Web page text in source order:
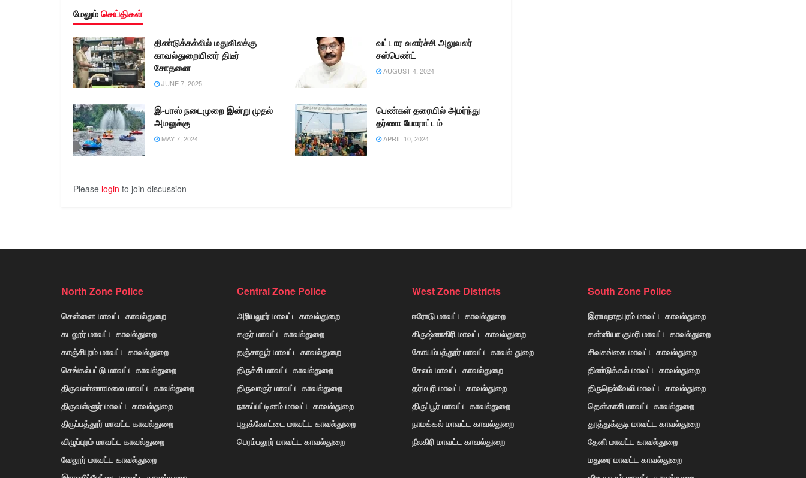
மேலும்செய்திகள்
திண்டுக்கல்லில் மதுவிலக்கு
காவல்துறையினர் திடீர்
சோதனை
JUNE 7, 2025
வட்டார வளர்ச்சி அலுவலர்
சஸ்பெண்ட்
AUGUST 4, 2024
இ-பாஸ் நடைமுறை இன்று முதல்
அமலுக்கு
MAY 7, 2024
பெண்கள் தரையில் அமர்ந்து
தர்ணா போராட்டம்
APRIL 10, 2024
Please login to join discussion
North Zone Police
சென்னை மாவட்ட காவல்துறை
கடலூர் மாவட்ட காவல்துறை
காஞ்சிபுரம் மாவட்ட காவல்துறை
செங்கல்பட்டு மாவட்ட காவல்துறை
திருவண்ணாமலை மாவட்ட காவல்துறை
திருவள்ளூர் மாவட்ட காவல்துறை
திருப்பத்தூர் மாவட்ட காவல்துறை
விழுப்புரம் மாவட்ட காவல்துறை
வேலூர் மாவட்ட காவல்துறை
Central Zone Police
அரியலூர் மாவட்ட காவல்துறை
கரூர் மாவட்ட காவல்துறை
தஞ்சாவூர் மாவட்ட காவல்துறை
திருச்சி மாவட்ட காவல்துறை
திருவாரூர் மாவட்ட காவல்துறை
நாகப்பட்டினம் மாவட்ட காவல்துறை
புதுக்கோட்டை மாவட்ட காவல்துறை
பெரம்பலூர் மாவட்ட காவல்துறை
West Zone Districts
ஈரோடு மாவட்ட காவல்துறை
கிருஷ்ணகிரி மாவட்ட காவல்துறை
கோயம்பத்தூர் மாவட்ட காவல் துறை
சேலம் மாவட்ட காவல்துறை
தர்மபுரி மாவட்ட காவல்துறை
திருப்பூர் மாவட்ட காவல்துறை
நாமக்கல் மாவட்ட காவல்துறை
நீலகிரி மாவட்ட காவல்துறை
South Zone Police
இராமநாதபுரம் மாவட்ட காவல்துறை
கன்னியா குமரி மாவட்ட காவல்துறை
சிவகங்கை மாவட்ட காவல்துறை
திண்டுக்கல் மாவட்ட காவல்துறை
திருநெல்வேலி மாவட்ட காவல்துறை
தென்காசி மாவட்ட காவல்துறை
தூத்துக்குடி மாவட்ட காவல்துறை
தேனி மாவட்ட காவல்துறை
மதுரை மாவட்ட காவல்துறை